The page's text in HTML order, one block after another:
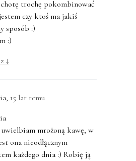
trochę pokombinować
czy ktoś ma jakiś
sposób :)
:)
↓
, 15 lat temu
uwielbiam mrożoną kawę, w
ona nieodłącznym
każdego dnia :) Robię ją